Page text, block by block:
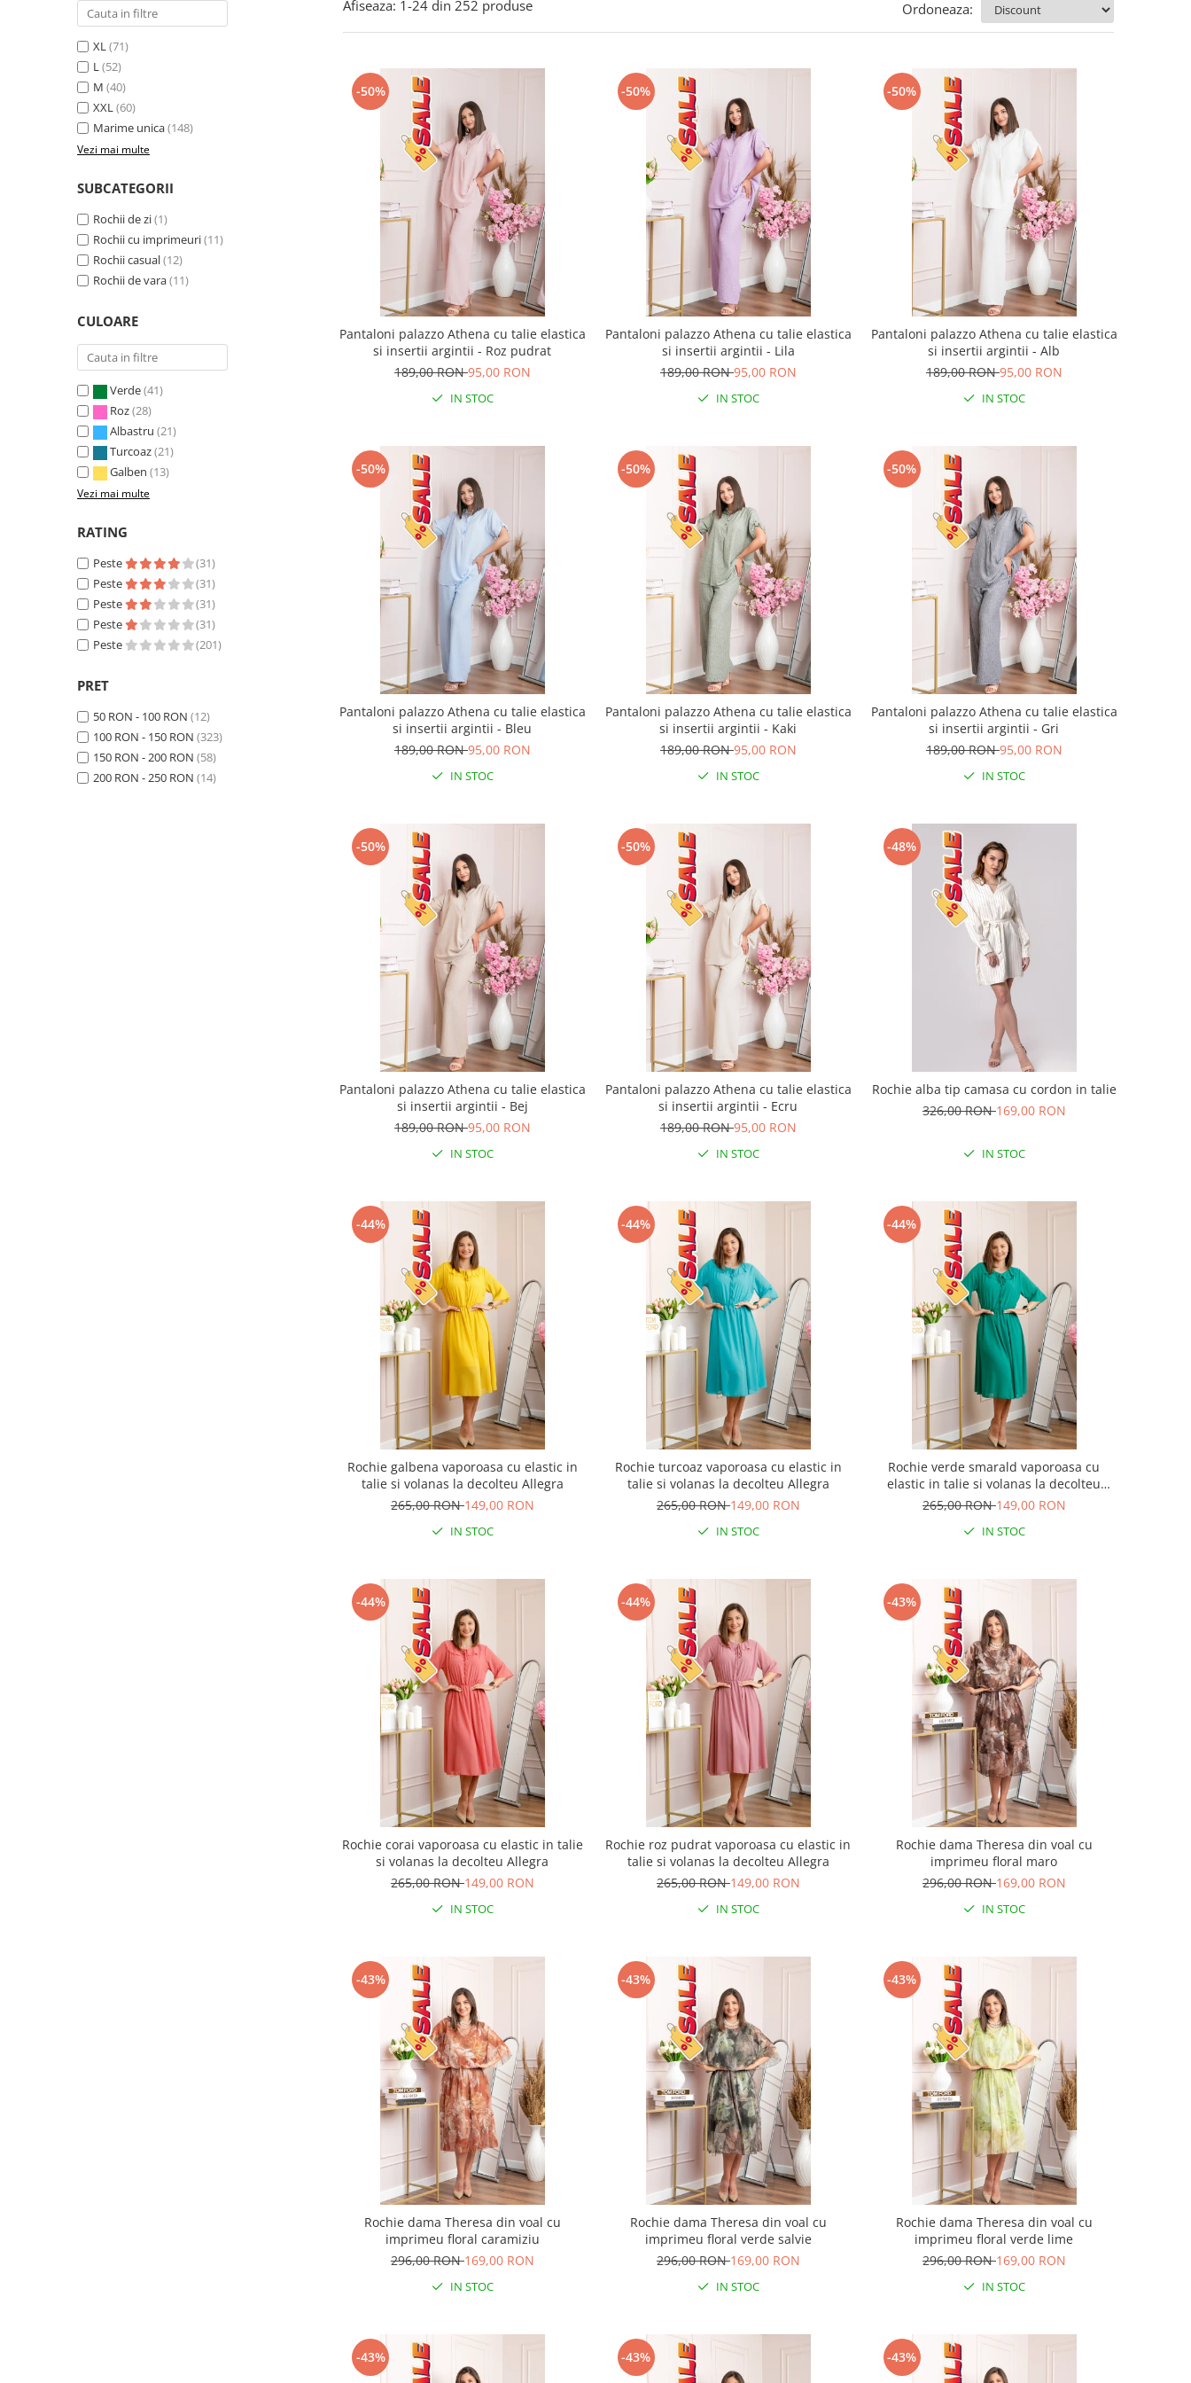
XL(71)
L(52)
M (40)
XXL(60)
Marime unica(148)
Vezi mai multe
SUBCATEGORII
Rochii de zi(1)
Rochii cu imprimeuri(11)
Rochii casual(12)
Rochii de vara(11)
CULOARE
Verde(41)
Roz(28)
Albastru (21)
Turcoaz(21)
Galben (13)
Vezi mai multe
RATING
Peste
(31)
Peste
(31)
Peste
(31)
Peste
(31)
Peste
(201)
PRET
50 RON - 100 RON (12)
100 RON - 150 RON (323)
150 RON - 200 RON (58)
200 RON - 250 RON (14)
Afiseaza: 1-24 din 252 produse Ordoneaza:
-50%
Pantaloni palazzo Athena cu talie elastica
si insertii argintii - Roz pudrat
189,00 RON95,00 RON
IN STOC
-50%
Pantaloni palazzo Athena cu talie elastica
si insertii argintii - Lila
189,00 RON95,00 RON
IN STOC
-50%
Pantaloni palazzo Athena cu talie elastica
si insertii argintii - Alb
189,00 RON95,00 RON
IN STOC
-50%
Pantaloni palazzo Athena cu talie elastica
si insertii argintii - Bleu
189,00 RON95,00 RON
IN STOC
-50%
Pantaloni palazzo Athena cu talie elastica
si insertii argintii - Kaki
189,00 RON95,00 RON
IN STOC
-50%
Pantaloni palazzo Athena cu talie elastica
si insertii argintii - Gri
189,00 RON95,00 RON
IN STOC
-50%
Pantaloni palazzo Athena cu talie elastica
si insertii argintii - Bej
189,00 RON95,00 RON
IN STOC
-50%
Pantaloni palazzo Athena cu talie elastica
si insertii argintii - Ecru
189,00 RON95,00 RON
IN STOC
-48%
Rochie alba tip camasa cu cordon in talie
326,00 RON169,00 RON
IN STOC
-44%
Rochie galbena vaporoasa cu elastic in
talie si volanas la decolteu Allegra
265,00 RON149,00 RON
IN STOC
-44%
Rochie turcoaz vaporoasa cu elastic in
talie si volanas la decolteu Allegra
265,00 RON149,00 RON
IN STOC
-44%
Rochie verde smarald vaporoasa cu
elastic in talie si volanas la decolteu
Allegra
265,00 RON149,00 RON
IN STOC
-44%
Rochie corai vaporoasa cu elastic in talie
si volanas la decolteu Allegra
265,00 RON149,00 RON
IN STOC
-44%
Rochie roz pudrat vaporoasa cu elastic in
talie si volanas la decolteu Allegra
265,00 RON149,00 RON
IN STOC
-43%
Rochie dama Theresa din voal cu
imprimeu floral maro
296,00 RON169,00 RON
IN STOC
-43%
Rochie dama Theresa din voal cu
imprimeu floral caramiziu
296,00 RON169,00 RON
IN STOC
-43%
Rochie dama Theresa din voal cu
imprimeu floral verde salvie
296,00 RON169,00 RON
IN STOC
-43%
Rochie dama Theresa din voal cu
imprimeu floral verde lime
296,00 RON169,00 RON
IN STOC
-43% -43% -43%